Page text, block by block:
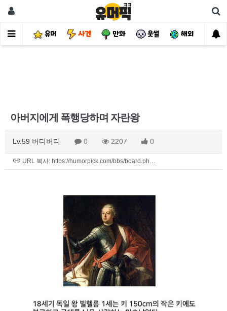
유머 사건 만화 웃썰 해외 핫
아버지에게 폭행당하며 자란왕
Lv.59 버디버디 0 2207 0
URL 복사: https://humorpick.com/bbs/board.ph…